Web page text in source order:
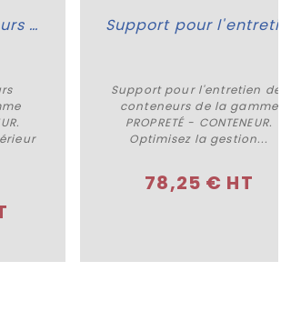
Abri pour conteneurs Panneaux
Acheter
Support pour l'entretien des
conteneurs de la gamme
PROPRETÉ - CONTENEUR.
Optimisez la gestion...
78,25 € HT